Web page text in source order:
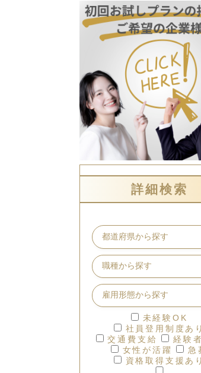
詳細検索
未経験OK
社員登用制度あり
交通費支給
経験
女性が活躍
急
資格取得支援あり